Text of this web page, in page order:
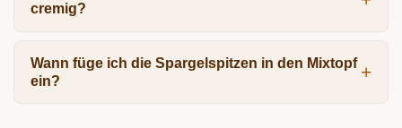
cremig?
Wann füge ich die Spargelspitzen in den Mixtopf
ein?